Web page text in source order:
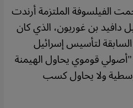
الفيلسوفة الملتزمة أرندت
بن غوريون، الذي كان
لتأسيس إسرائيل
"أصولي قوموي يحاول الهيمنة
ولا يحاول كسب